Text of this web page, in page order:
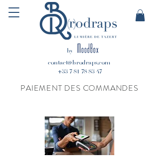
contact@brodraps.com
+33 7 81 78 83 47
by
PAIEMENT DES COMMANDES